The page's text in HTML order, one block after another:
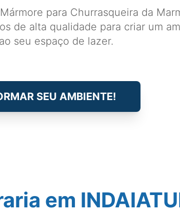
para Churrasqueira da
de alta qualidade para criar um
seu espaço de lazer.
SEU AMBIENTE!
em